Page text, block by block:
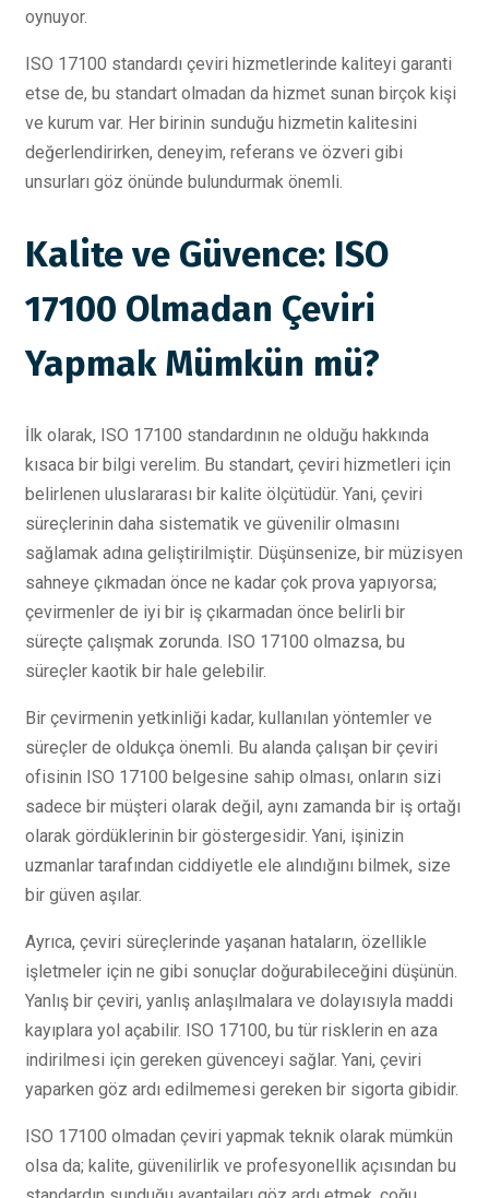
oynuyor.
ISO 17100 standardı çeviri hizmetlerinde kaliteyi garanti
etse de, bu standart olmadan da hizmet sunan birçok kişi
ve kurum var. Her birinin sunduğu hizmetin kalitesini
değerlendirirken, deneyim, referans ve özveri gibi
unsurları göz önünde bulundurmak önemli.
Kalite ve Güvence: ISO
17100 Olmadan Çeviri
Yapmak Mümkün mü?
İlk olarak, ISO 17100 standardının ne olduğu hakkında
kısaca bir bilgi verelim. Bu standart, çeviri hizmetleri için
belirlenen uluslararası bir kalite ölçütüdür. Yani, çeviri
süreçlerinin daha sistematik ve güvenilir olmasını
sağlamak adına geliştirilmiştir. Düşünsenize, bir müzisyen
sahneye çıkmadan önce ne kadar çok prova yapıyorsa;
çevirmenler de iyi bir iş çıkarmadan önce belirli bir
süreçte çalışmak zorunda. ISO 17100 olmazsa, bu
süreçler kaotik bir hale gelebilir.
Bir çevirmenin yetkinliği kadar, kullanılan yöntemler ve
süreçler de oldukça önemli. Bu alanda çalışan bir çeviri
ofisinin ISO 17100 belgesine sahip olması, onların sizi
sadece bir müşteri olarak değil, aynı zamanda bir iş ortağı
olarak gördüklerinin bir göstergesidir. Yani, işinizin
uzmanlar tarafından ciddiyetle ele alındığını bilmek, size
bir güven aşılar.
Ayrıca, çeviri süreçlerinde yaşanan hataların, özellikle
işletmeler için ne gibi sonuçlar doğurabileceğini düşünün.
Yanlış bir çeviri, yanlış anlaşılmalara ve dolayısıyla maddi
kayıplara yol açabilir. ISO 17100, bu tür risklerin en aza
indirilmesi için gereken güvenceyi sağlar. Yani, çeviri
yaparken göz ardı edilmemesi gereken bir sigorta gibidir.
ISO 17100 olmadan çeviri yapmak teknik olarak mümkün
olsa da; kalite, güvenilirlik ve profesyonellik açısından bu